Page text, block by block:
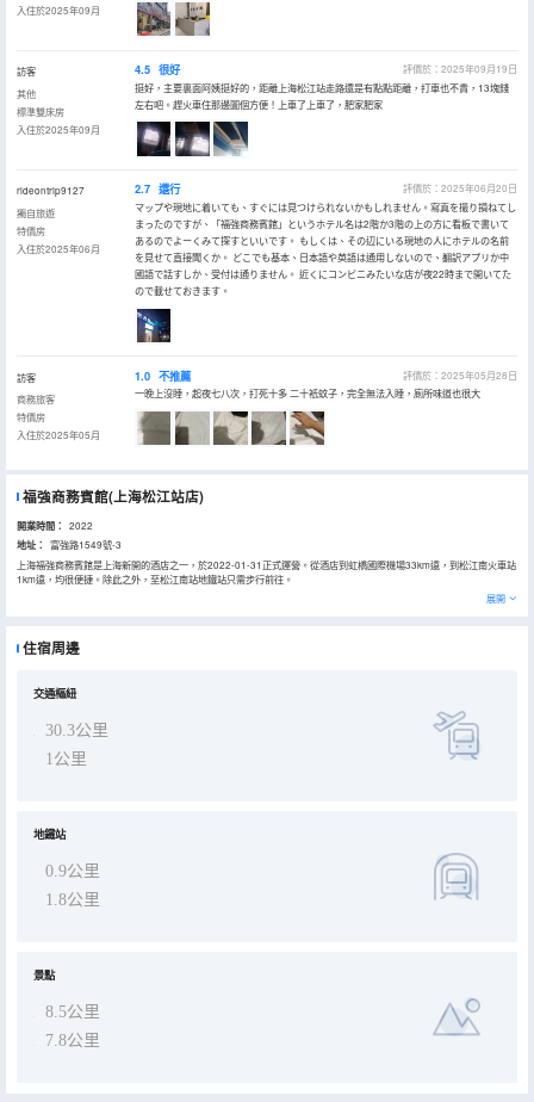
入住於2025年09月
訪客
其他
標準雙床房
入住於2025年09月
4.5 很好
評價於：2025年09月19日
挺好，主要裏面阿姨挺好的，距離上海松江站走路還是有點點距離，打車也不貴，13塊錢
左右吧。趕火車住那邊圖個方便！上車了上車了，肥家肥家
rideontrip9127
獨自旅遊
特價房
入住於2025年06月
2.7 還行
評價於：2025年06月20日
マップや現地に着いても、すぐには見つけられないかもしれません。寫真を撮り損ねてし
まったのですが、「福強商務賓館」というホテル名は2階か3階の上の方に看板で書いて
あるのでよーくみて探すといいです。 もしくは、その辺にいる現地の人にホテルの名前
を見せて直接聞くか。 どこでも基本、日本語や英語は通用しないので、翻訳アプリか中
國語で話すしか、受付は通りません。 近くにコンビニみたいな店が夜22時まで開いてた
ので載せておきます。
訪客
商務旅客
特價房
入住於2025年05月
1.0 不推薦
評價於：2025年05月28日
一晚上沒睡，起夜七八次，打死十多 二十衹蚊子，完全無法入睡，廁所味道也很大
福強商務賓館(上海松江站店)
開業時間： 2022
地址：
富強路1549號-3
上海福強商務賓館是上海新開的酒店之一，於2022-01-31正式運營。從酒店到虹橋國際機場33km遠，到松江南火車站
1km遠，均很便捷。除此之外，至松江南站地鐵站只需步行前往。
客房內的所有設施都是經過精心的考慮和安排，空調在滿足您入住需求的同時又能增添家的温馨感。浴室配有拖鞋、24
展開
住宿周邊
交通樞紐
30.3公里
1公里
地鐵站
0.9公里
1.8公里
景點
8.5公里
7.8公里